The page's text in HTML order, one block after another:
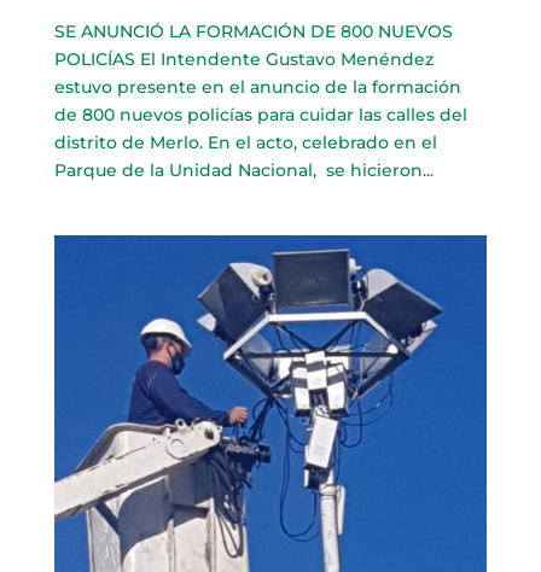
SE ANUNCIÓ LA FORMACIÓN DE 800 NUEVOS
POLICÍAS El Intendente Gustavo Menéndez
estuvo presente en el anuncio de la formación
de 800 nuevos policías para cuidar las calles del
distrito de Merlo. En el acto, celebrado en el
Parque de la Unidad Nacional, se hicieron...